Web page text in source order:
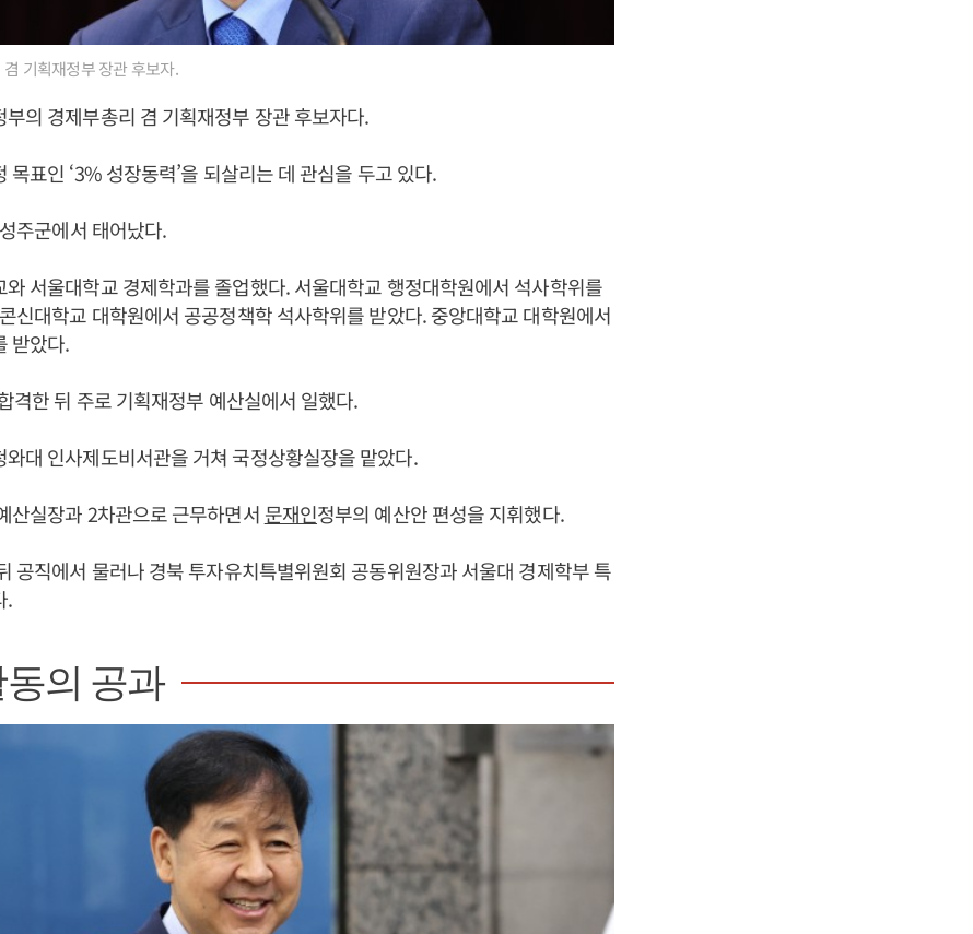
기획재정부 장관 후보자.
부의 경제부총리 겸 기획재정부 장관 후보자다.
목표인 ‘3% 성장동력’을 되살리는 데 관심을 두고 있다.
주군에서 태어났다.
서울대학교 경제학과를 졸업했다. 서울대학교 행정대학원에서 석사학위를
신대학교 대학원에서 공공정책학 석사학위를 받았다. 중앙대학교 대학원에서
받았다.
격한 뒤 주로 기획재정부 예산실에서 일했다.
대 인사제도비서관을 거쳐 국정상황실장을 맡았다.
산실장과 2차관으로 근무하면서 문재인정부의 예산안 편성을 지휘했다.
공직에서 물러나 경북 투자유치특별위원회 공동위원장과 서울대 경제학부 특
.
의 공과